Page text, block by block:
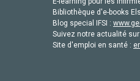
Bibliothèque d'e-books
Blog special IFSI :
Suivez notre actualité
Site d'emploi en santé :